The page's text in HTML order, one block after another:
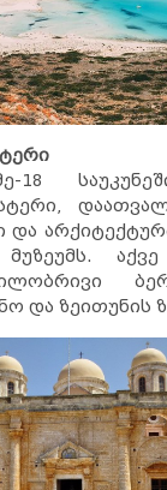
18
და
და ზეითუნის